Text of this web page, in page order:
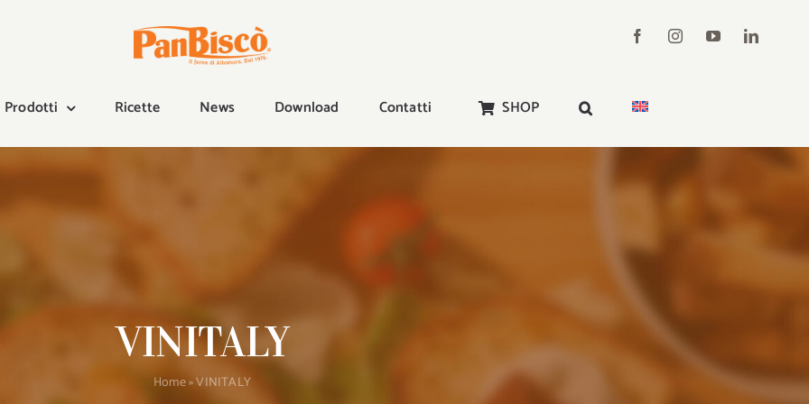
Prodotti Ricette News Download Contatti SHOP
VINITALY
Home»VINITALY